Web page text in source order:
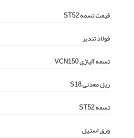
قیمت تسمه ST52
فولاد تندبر
تسمه آلیاژی VCN150
ریل معدنی S18
تسمه ST52
ورق استیل